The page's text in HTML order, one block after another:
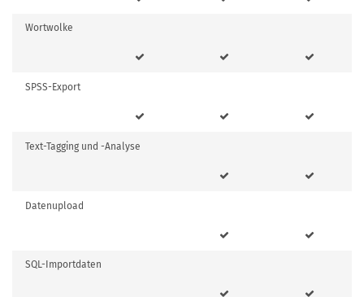
Wortwolke
SPSS-Export
Text-Tagging und -Analyse
Datenupload
SQL-Importdaten